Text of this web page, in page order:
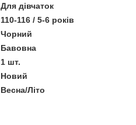
Для дівчаток
110-116 / 5-6 років
Чорний
Бавовна
1 шт.
Новий
Весна/Літо